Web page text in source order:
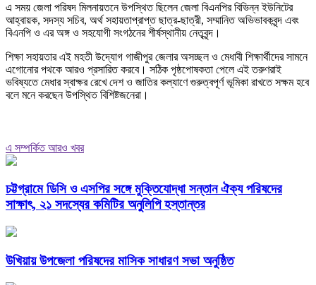
এ সময় জেলা পরিষদ মিলনায়তনে উপস্থিত ছিলেন জেলা বিএনপির বিভিন্ন ইউনিটের
আহ্বায়ক, সদস্য সচিব, অর্থ সহায়তাপ্রাপ্ত ছাত্র-ছাত্রী, সম্মানিত অভিভাবকবৃন্দ এবং
বিএনপি ও এর অঙ্গ ও সহযোগী সংগঠনের শীর্ষস্থানীয় নেতৃবৃন্দ।
শিক্ষা সহায়তার এই মহতী উদ্যোগ গাজীপুর জেলার অসচ্ছল ও মেধাবী শিক্ষার্থীদের সামনে
এগোনোর পথকে আরও প্রসারিত করবে। সঠিক পৃষ্ঠপোষকতা পেলে এই তরুণরাই
ভবিষ্যতে মেধার স্বাক্ষর রেখে দেশ ও জাতির কল্যাণে গুরুত্বপূর্ণ ভূমিকা রাখতে সক্ষম হবে
বলে মনে করছেন উপস্থিত বিশিষ্টজনেরা।
এ সম্পর্কিত আরও খবর
চট্টগ্রামে ডিসি ও এসপির সঙ্গে মুক্তিযোদ্ধা সন্তান ঐক্য পরিষদের
সাক্ষাৎ, ২১ সদস্যের কমিটির অনুলিপি হস্তান্তর
উখিয়ায় উপজেলা পরিষদের মাসিক সাধারণ সভা অনুষ্ঠিত